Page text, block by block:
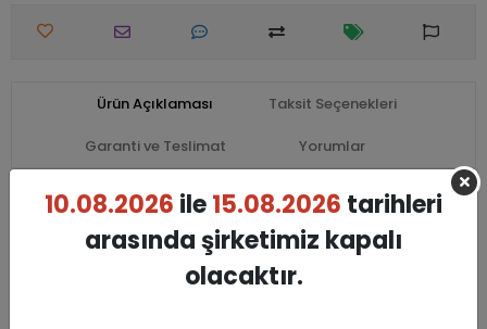
Ürün Açıklaması
Garanti ve Teslimat
Taksit Seçenekleri
Yorumlar
Resimdeki Renkler : 165
Siparişler 7-10 İş Günü içinde Kargoya Teslim edilmektedir.
10.08.2026 ile15.08.2026 tarihleri
arasında şirketimiz kapalı
olacaktır.